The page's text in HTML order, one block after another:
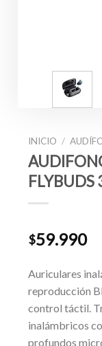
INICIO /
FLYBUDS
$59.990
Auriculares
reproducción
control táctil.
inalámbricos
profundos